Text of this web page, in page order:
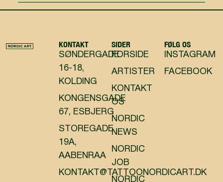
KONTAKT
SØNDERGADE
16-18,
KOLDING
KONGENSGADE
67, ESBJERG
STOREGADE
19A,
AABENRAA
KONTAKT@TATTOONORDICART.DK
SIDER
FORSIDE
ARTISTER
KONTAKT
OS
NORDIC
NEWS
NORDIC
JOB
NORDIC
FØLG OS
INSTAGRAM
FACEBOOK